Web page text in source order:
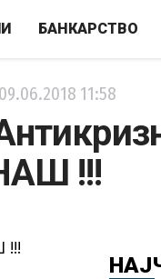
БАНКАРСТВО
09.06.2018 11:58
!!!